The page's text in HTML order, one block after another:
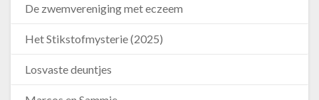
De zwemvereniging met eczeem
Het Stikstofmysterie (2025)
Losvaste deuntjes